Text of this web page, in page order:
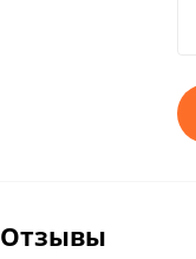
Отзывы